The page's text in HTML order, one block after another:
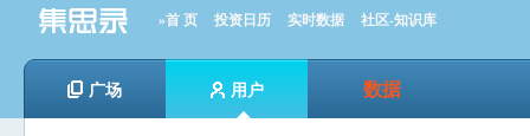
»首 页 投资日历 实时数据 社区-知识库
广场 用户 数据